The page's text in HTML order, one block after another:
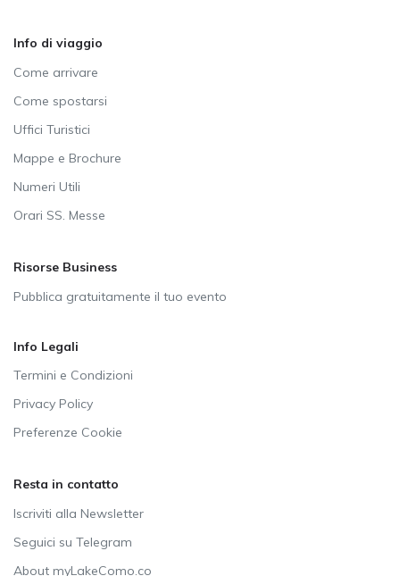
Info di viaggio
Come arrivare
Come spostarsi
Uffici Turistici
Mappe e Brochure
Numeri Utili
Orari SS. Messe
Risorse Business
Pubblica gratuitamente il tuo evento
Info Legali
Termini e Condizioni
Privacy Policy
Preferenze Cookie
Resta in contatto
Iscriviti alla Newsletter
Seguici su Telegram
About myLakeComo.co